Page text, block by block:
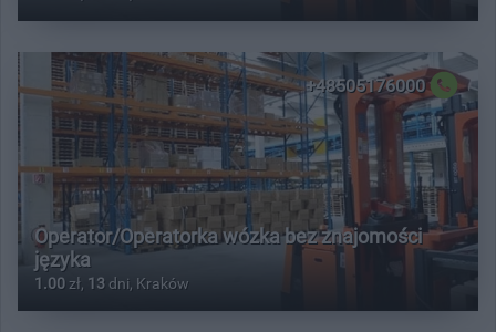
+48505176000
Operator/Operatorka wózka bez znajomości
języka
1.00 zł, 13 dni, Kraków